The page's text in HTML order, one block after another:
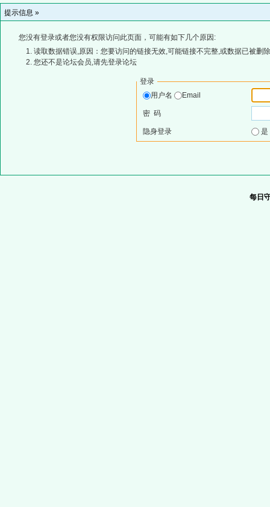
提示信息 »
您没有登录或者您没有权限访问此页面，可能有如下几个原因:
读取数据错误,原因：您要访问的链接无效,可能链接不完整,或数据已被删
您还不是论坛会员,请先登录论坛
登录
用户名
Email
密 码
隐身登录
每日